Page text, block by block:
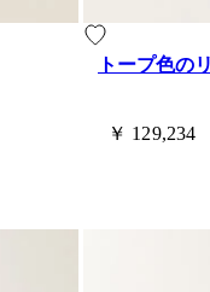
トープ色の
￥ 129,234